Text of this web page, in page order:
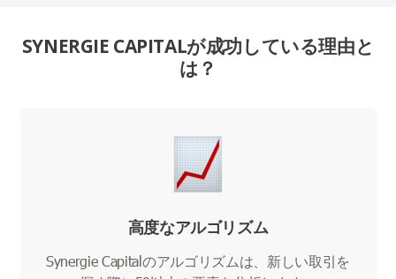
SYNERGIE CAPITALが成功している理由と
は？
高度なアルゴリズム
Synergie Capitalのアルゴリズムは、新しい取引を